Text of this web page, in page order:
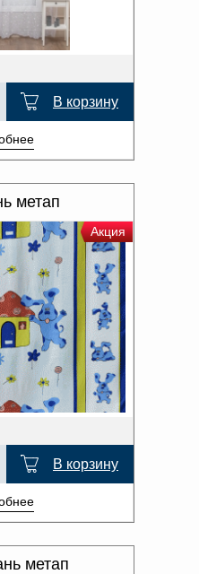
В корзину
метап
Акция
В корзину
метап